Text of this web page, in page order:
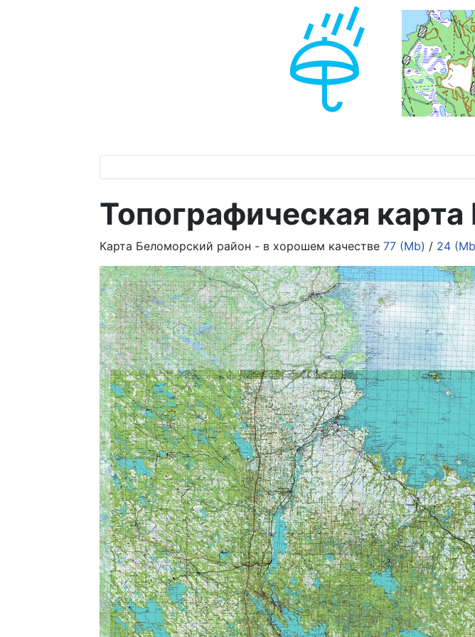
Топографическая
Карта Беломорский район - в хорошем качестве 77 (Mb) / 24